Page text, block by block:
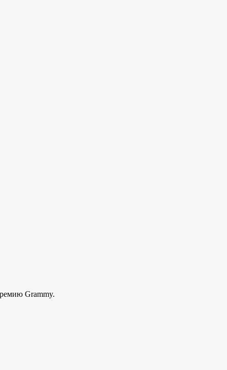
Grammy.